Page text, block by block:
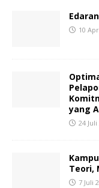
10
yang
24 Juli
Teori,
7 Juli